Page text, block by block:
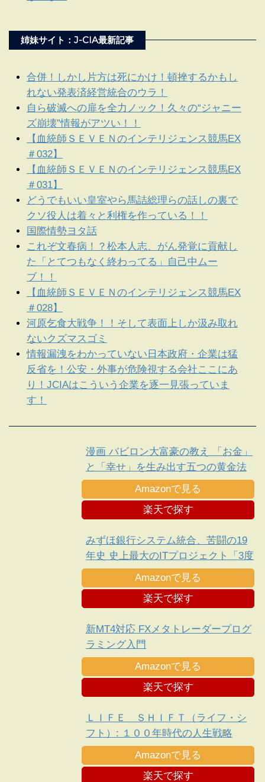
姉妹サイト：J-CIA最新記事
合併！しかし片方は死にかけ！頓挫するかもし
れない発表済経営統合のウラ！
自ら破滅への扉を全力ノック！久々の“ジャニー
ズ崩壊”情報がアツい！！
【血統師ＳＥＶＥＮのインテリジェンス競馬EX
＃032】
【血統師ＳＥＶＥＮのインテリジェンス競馬EX
＃031】
どうでもいい皇室やら馬詰総理らの話しの裏で
クソ役人は着々と利権を作っている！！
国際情勢ヨタ話
これぞ文春病！？松本人志、がん発覚に貢献し
た「とてつもなく終わってる」自己中ムー
ブ！！
【血統師ＳＥＶＥＮのインテリジェンス競馬EX
＃028】
河原乞食大戦争！！そして表面上しか汲み取れ
ないクズマスゴミ
情報漏洩をわかっていない日本政府・企業は猛
反省を！公安・外事が危険視する会社ここにあ
り！JCIAはこういう企業を逐一見張っていま
す！
漫画 バビロン大富豪の教え 「お金」
と「幸せ」を生み出す五つの黄金法
則
Amazonで見る
楽天で探す
みずほ銀行システム統合、苦闘の19
年史 史上最大のITプロジェクト「3度
目の正直」
Amazonで見る
楽天で探す
新MT4対応 FXメタトレーダープログ
ラミング入門
Amazonで見る
楽天で探す
ＬＩＦＥ ＳＨＩＦＴ（ライフ・シ
フト）: １００年時代の人生戦略
Amazonで見る
楽天で探す